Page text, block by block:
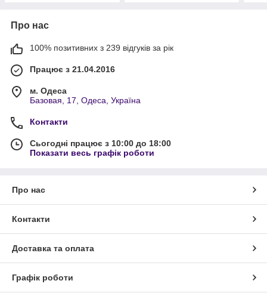
Про нас
100% позитивних з 239 відгуків за рік
Працює з 21.04.2016
м. Одеса
Базовая, 17, Одеса, Україна
Контакти
Сьогодні працює з 10:00 до 18:00
Показати весь графік роботи
Про нас
Контакти
Доставка та оплата
Графік роботи